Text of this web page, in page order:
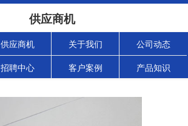
供应商机
供应商机 关于我们 公司动态
招聘中心 客户案例 产品知识